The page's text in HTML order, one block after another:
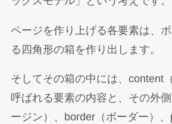
ページを作り上げる各要素は、
る四角形の箱を作り出します。
そしてその箱の中には、content
呼ばれる要素の内容と、その外
ージン）、border（ボーダー）